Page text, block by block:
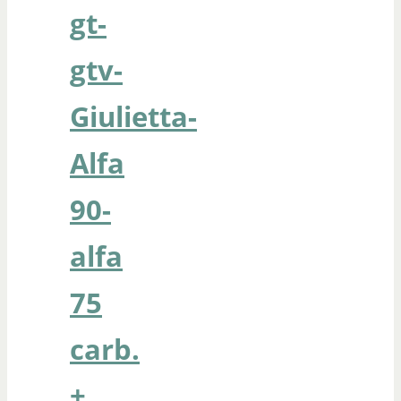
gt-
gtv-
Giulietta-
Alfa
90-
alfa
75
carb.